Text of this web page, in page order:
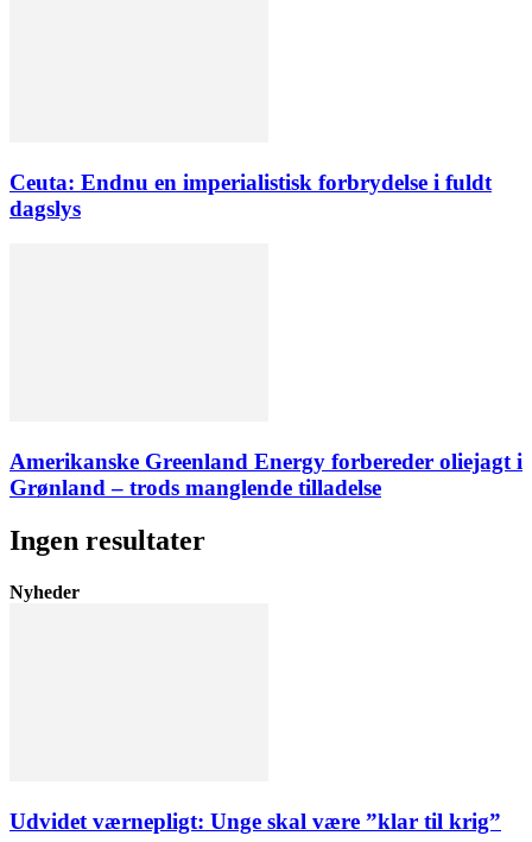
Ceuta: Endnu en imperialistisk forbrydelse i fuldt
dagslys
Amerikanske Greenland Energy forbereder oliejagt i
Grønland – trods manglende tilladelse
Ingen resultater
Nyheder
Udvidet værnepligt: Unge skal være ”klar til krig”